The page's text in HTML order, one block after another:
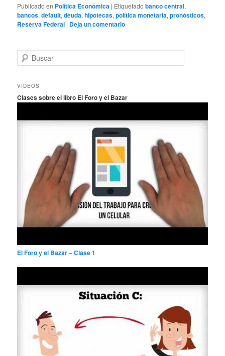
Publicado en Política Económica | Etiquetado banco central,
bancos,default,deuda,hipotecas,política monetaria,pronósticos,
Reserva Federal | Deja un comentario
u
c
r
VIDEOS
Clases sobre el libro El Foro y el Bazar
El Foro y el Bazar – Clase 1